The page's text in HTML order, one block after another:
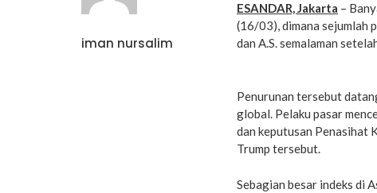
iman nursalim
ESANDAR, Jakarta –
(16/03), dimana sejumlah
dan A.S. semalaman
Penurunan tersebut
global. Pelaku pasar
dan keputusan Penasihat
Trump tersebut.
Sebagian besar indeks di